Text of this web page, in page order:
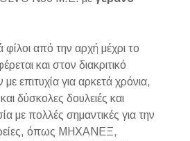
από την αρχή μέχρι το
και στον διακριτικό
επιτυχία για αρκετά χρόνια,
δύσκολες δουλειές και
με πολλές σημαντικές για την
όπως ΜΗΧΑΝΕΞ,